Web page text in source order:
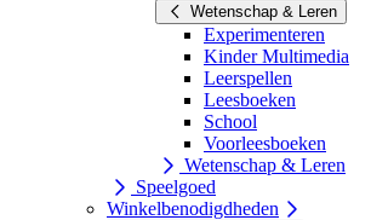
Wetenschap & Leren
Experimenteren
Kinder Multimedia
Leerspellen
Leesboeken
School
Voorleesboeken
Wetenschap & Leren
Speelgoed
Winkelbenodigdheden